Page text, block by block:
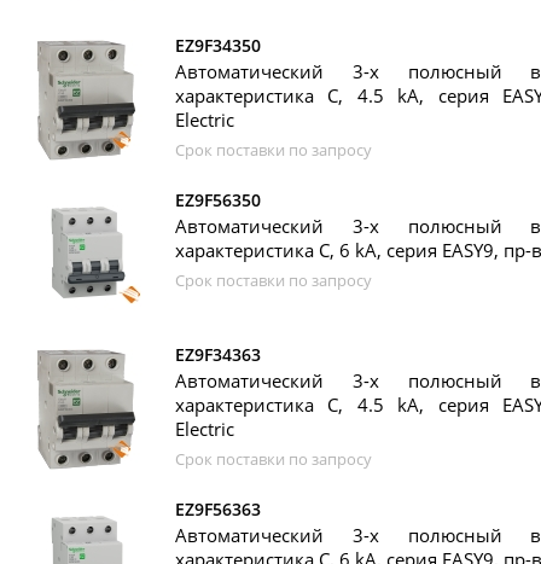
EZ9F34350
Автоматический 3-х полюсный
характеристика C, 4.5 kA, серия
Electric
Срок поставки по запросу
EZ9F56350
Автоматический 3-х полюсный
характеристика C, 6 kA, серия EASY9,
Срок поставки по запросу
EZ9F34363
Автоматический 3-х полюсный
характеристика C, 4.5 kA, серия
Electric
Срок поставки по запросу
EZ9F56363
Автоматический 3-х полюсный
характеристика C, 6 kA, серия EASY9,